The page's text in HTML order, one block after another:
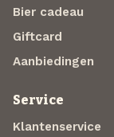
Bier cadeau
Giftcard
Aanbiedingen
Service
Klantenservice